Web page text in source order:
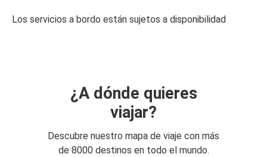
Los servicios a bordo están sujetos a disponibilidad
¿A dónde quieres
viajar?
Descubre nuestro mapa de viaje con más
de 8000 destinos en todo el mundo.